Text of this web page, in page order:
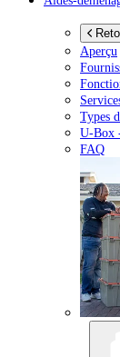
Aperçu
Types
U-Box
FAQ